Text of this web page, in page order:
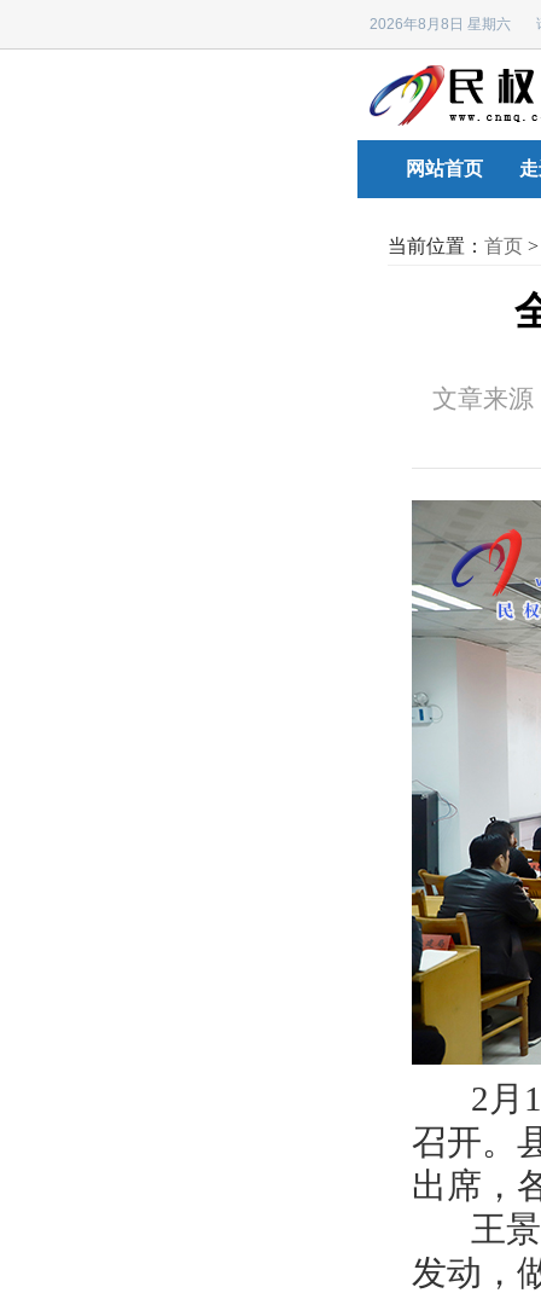
2026年8月8日 星期六
网站首页
当前位置： 首页
文章来
2月10
召开。
出席，
王景
发动，